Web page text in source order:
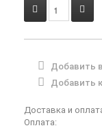
Добавить
Добавить
Доставка и
Оплата: